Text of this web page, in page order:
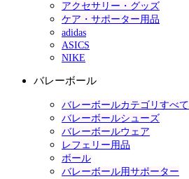
アクセサリー・グッズ
ケア・サポーター用品
adidas
ASICS
NIKE
バレーボール
バレーボールカテゴリすべて
バレーボールシューズ
バレーボールウェア
レフェリー用品
ボール
バレーボール用サポーター